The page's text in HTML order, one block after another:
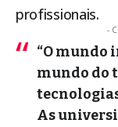
profissionais.
-
“O mundo
mundo do
As